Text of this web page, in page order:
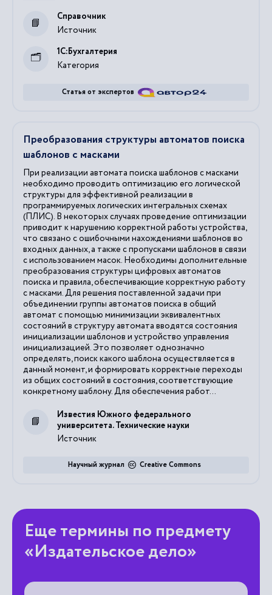
Источник
Справочник
Категория
1С:Бухгалтерия
Статья от экспертов
Преобразования структуры автоматов поиска
шаблонов с масками
При реализации автомата поиска шаблонов с масками
необходимо проводить оптимизацию его логической
структуры для эффективной реализации в
программируемых логических интегральных схемах
(ПЛИС). В некоторых случаях проведение оптимизации
приводит к нарушению корректной работы устройства,
что связано с ошибочными нахождениями шаблонов во
входных данных, а также с пропусками шаблонов в связи
с использованием масок. Необходимы дополнительные
преобразования структуры цифровых автоматов
поиска и правила, обеспечивающие корректную работу
с масками. Для решения поставленной задачи при
объединении группы автоматов поиска в общий
автомат с помощью минимизации эквивалентных
состояний в структуру автомата вводятся состояния
инициализации шаблонов и устройство управления
инициализацией. Это позволяет однозначно
определять, поиск какого шаблона осуществляется в
данный момент, и формировать корректные переходы
из общих состояний в состояния, соответствующие
конкретному шаблону. Для обеспечения работ...
Источник
Известия Южного федерального
университета. Технические науки
Creative Commons
Научный журнал
Еще термины по предмету
«Издательское дело»